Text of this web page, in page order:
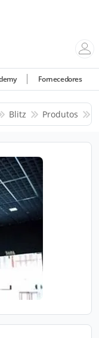
Fornecedores
Blitz Produtos